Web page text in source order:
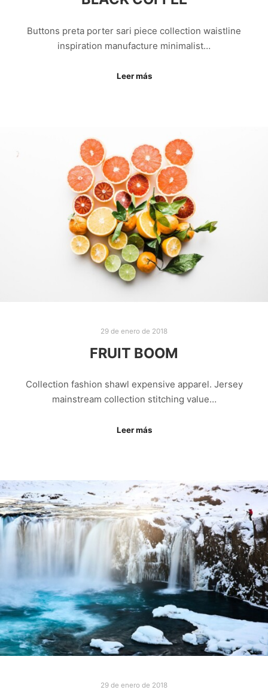
Buttons preta porter sari piece collection waistline
inspiration manufacture minimalist…
Leer más
29 de enero de 2018
FRUIT BOOM
Collection fashion shawl expensive apparel. Jersey
mainstream collection stitching value…
Leer más
29 de enero de 2018